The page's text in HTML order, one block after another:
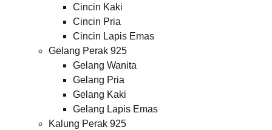
Cincin Kaki
Cincin Pria
Cincin Lapis Emas
Gelang Perak 925
Gelang Wanita
Gelang Pria
Gelang Kaki
Gelang Lapis Emas
Kalung Perak 925